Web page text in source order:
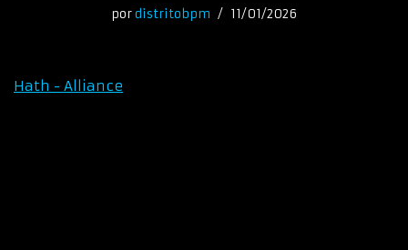
pordistritobpm 11/01/2026
Hath - Alliance